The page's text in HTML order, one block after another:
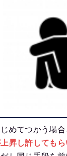
めてつかう場
昇し許してもら